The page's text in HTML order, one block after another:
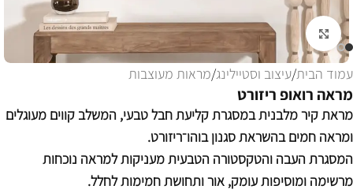
לחצו להגדלה
עמוד הבית/עיצוב וסטיילינג/מראות מעוצבות
מראה רואופ ריזורט
מראת קיר מלבנית במסגרת קליעת חבל טבעי, המשלב קווים מעוגלים
ומראה חמים בהשראת סגנון בוהו־ריזורט.
המסגרת העבה והטקסטורה הטבעית מעניקות למראה נוכחות
מרשימה ומוסיפות עומק, אור ותחושת חמימות לחלל.